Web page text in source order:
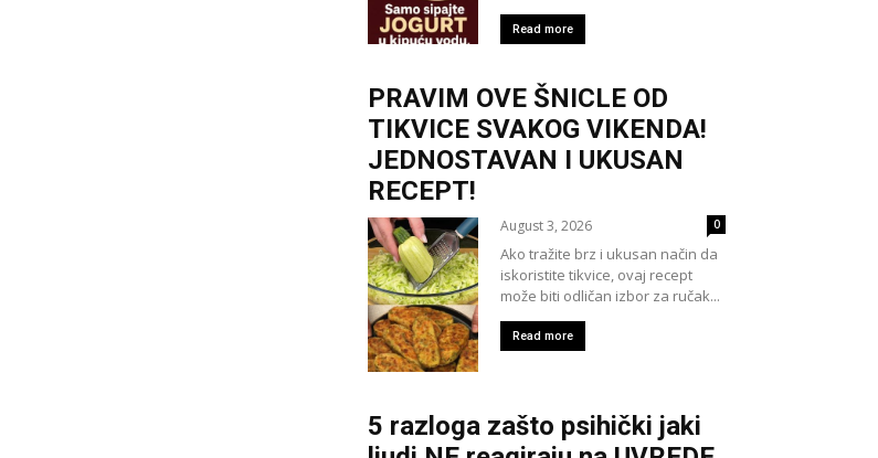
Read more
PRAVIM OVE ŠNICLE OD
TIKVICE SVAKOG VIKENDA!
JEDNOSTAVAN I UKUSAN
RECEPT!
August 3, 2026 0
Ako tražite brz i ukusan način da
iskoristite tikvice, ovaj recept
može biti odličan izbor za ručak...
Read more
5 razloga zašto psihički jaki